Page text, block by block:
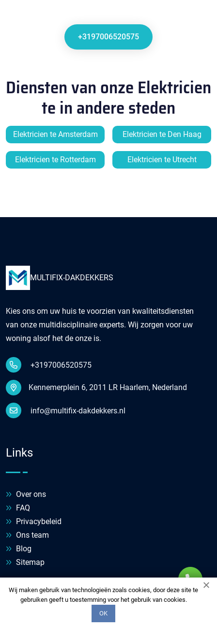
+3197006520575
Diensten van onze Elektricien
te in andere steden
Elektricien te Amsterdam Elektricien te Den Haag
Elektricien te Rotterdam Elektricien te Utrecht
Wij maken gebruik van technologieën zoals cookies, door deze site te
gebruiken geeft u toestemming voor het gebruik van cookies.
OK
MULTIFIX-DAKDEKKERS
Kies ons om uw huis te voorzien van kwaliteitsdiensten
van onze multidisciplinaire experts. Wij zorgen voor uw
woning alsof het de onze is.
+3197006520575
Kennemerplein 6, 2011 LR Haarlem, Nederland
info@multifix-dakdekkers.nl
Links
Over ons
FAQ
Privacybeleid
Ons team
Blog
Sitemap
Diensten